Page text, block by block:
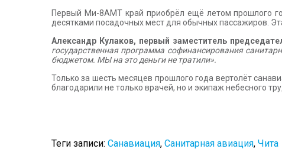
Первый Ми-8АМТ край приобрёл ещё летом прошлого
десятками посадочных мест для обычных пассажиров.
Александр Кулаков, первый заместитель
государственная программа софинансирования
бюджетом. МЫ на это деньги не тратили».
Только за шесть месяцев прошлого года вертолёт
благодарили не только врачей, но и экипаж небесного
Теги записи: Санавиация, Санитарная авиация, Чита